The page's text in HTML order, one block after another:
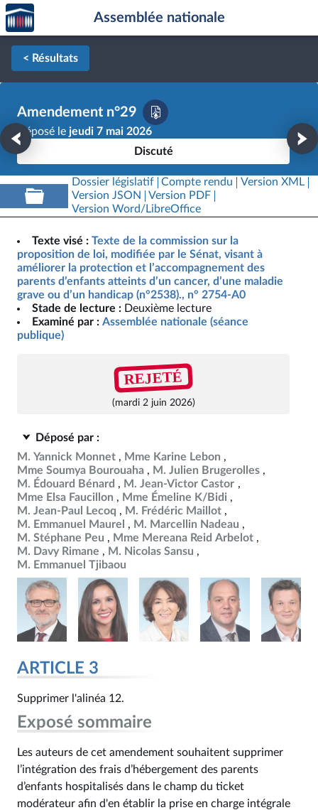
Aller au contenu
Aller en bas de la page
Accèder
à la
page
d'accueil
Assemblée nationale
< Résultats
Amendement n°29
Déposé le jeudi 7 mai 2026
Discuté
Dossier législatif Compte rendu
Version XML
Version JSON
Version PDF
Version Word/LibreOffice
Texte visé : Texte de la commission sur la
proposition de loi, modifiée par le Sénat, visant à
améliorer la protection et l’accompagnement des
parents d’enfants atteints d’un cancer, d’une maladie
grave ou d’un handicap (n°2538)., n° 2754-A0
Stade de lecture : Deuxième lecture
Examiné par : Assemblée nationale (séance
publique)
REJETÉ
(mardi 2 juin 2026)
Déposé par :
M. Yannick Monnet
Mme Karine Lebon
Mme Soumya Bourouaha
M. Julien Brugerolles
M. Édouard Bénard
M. Jean-Victor Castor
Mme Elsa Faucillon
Mme Émeline K/Bidi
M. Jean-Paul Lecoq
M. Frédéric Maillot
M. Emmanuel Maurel
M. Marcellin Nadeau
M. Stéphane Peu
Mme Mereana Reid Arbelot
M. Davy Rimane
M. Nicolas Sansu
M. Emmanuel Tjibaou
ARTICLE 3
Supprimer l'alinéa 12.
Exposé sommaire
Les auteurs de cet amendement souhaitent supprimer
l’intégration des frais d’hébergement des parents
d’enfants hospitalisés dans le champ du ticket
modérateur afin d'en établir la prise en charge intégrale